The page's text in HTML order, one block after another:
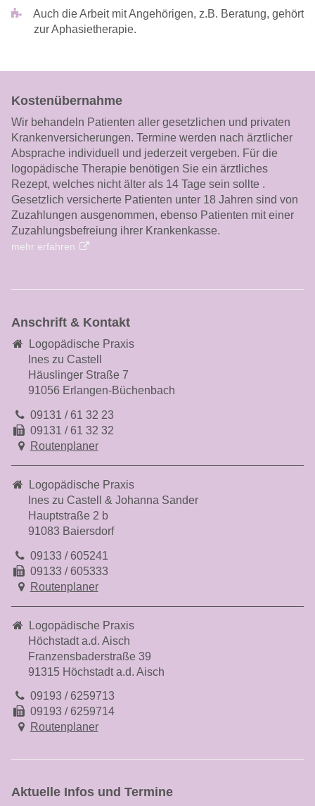
Auch die Arbeit mit Angehörigen, z.B. Beratung, gehört
zur Aphasietherapie.
Kostenübernahme
Wir behandeln Patienten aller gesetzlichen und privaten
Krankenversicherungen. Termine werden nach ärztlicher
Absprache individuell und jederzeit vergeben. Für die
logopädische Therapie benötigen Sie ein ärztliches
Rezept, welches nicht älter als 14 Tage sein sollte .
Gesetzlich versicherte Patienten unter 18 Jahren sind von
Zuzahlungen ausgenommen, ebenso Patienten mit einer
Zuzahlungsbefreiung ihrer Krankenkasse.
mehr erfahren
Anschrift & Kontakt
Logopädische Praxis
Ines zu Castell
Häuslinger Straße 7
91056 Erlangen-Büchenbach
09131 / 61 32 23
09131 / 61 32 32
Routenplaner
Logopädische Praxis
Ines zu Castell & Johanna Sander
Hauptstraße 2 b
91083 Baiersdorf
09133 / 605241
09133 / 605333
Routenplaner
Logopädische Praxis
Höchstadt a.d. Aisch
Franzensbaderstraße 39
91315 Höchstadt a.d. Aisch
09193 / 6259713
09193 / 6259714
Routenplaner
Aktuelle Infos und Termine